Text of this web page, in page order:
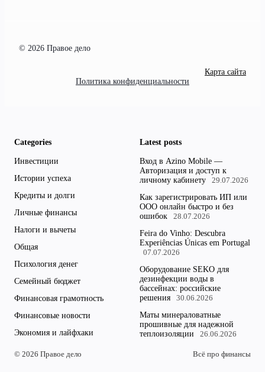
© 2026 Правое дело
Карта сайта
Политика конфиденциальности
Categories
Инвестиции
Истории успеха
Кредиты и долги
Личные финансы
Налоги и вычеты
Общая
Психология денег
Семейный бюджет
Финансовая грамотность
Финансовые новости
Экономия и лайфхаки
Latest posts
Вход в Azino Mobile —
Авторизация и доступ к
личному кабинету
29.07.2026
Как зарегистрировать ИП или
ООО онлайн быстро и без
ошибок
28.07.2026
Feira do Vinho: Descubra
Experiências Únicas em Portugal
07.07.2026
Оборудование SEKO для
дезинфекции воды в
бассейнах: российские
решения
30.06.2026
Маты минераловатные
прошивные для надежной
теплоизоляции
26.06.2026
© 2026 Правое дело Всё про финансы